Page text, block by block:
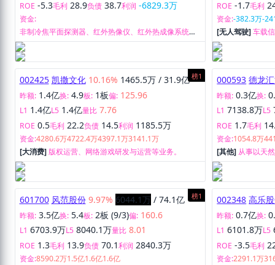
ROE -5.3毛利 28.9负债 38.7利润 -6829.3万
资金:
非制冷焦平面探测器、红外热像仪、红外热成像系统的
研发、生产和销售。
ROE -1.7毛利
资金:-382.3万-
[无人驾驶]车载
榜1
002425 凯撒文化 10.16% 1465.5万 / 31.9亿
昨额: 1.4亿换: 4.9板: 1板偏: 125.96
L1 1.4亿L5 1.4亿量比 7.76
ROE 0.5毛利 22.2负债 14.5利润 1185.5万
资金:4280.6万4722.4万4397.1万3141.1万
[大消费] 版权运营、网络游戏研发与运营等业务。
000593 德龙
昨额: 0.3亿换:
L1 7138.8万L5
ROE 1.7毛利
资金:1054.8万
[其他] 从事以天
务以及以氢能、
榜1
601700 风范股份 9.97% 6044.1万 / 74.1亿
昨额: 3.5亿换: 5.4板: 2板 (9/3)偏: 160.6
L1 6703.9万L5 8040.1万量比 8.01
ROE 1.3毛利 13.9负债 70.1利润 2840.3万
资金:8590.2万1.5亿1.6亿1.6亿
002348 高乐
昨额: 0.7亿换:
L1 6101.8万L5
ROE -3.5毛利
资金:2291.1万